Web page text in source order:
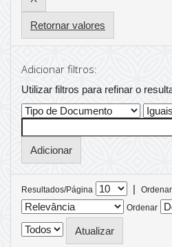
Retornar valores
Adicionar filtros:
Utilizar filtros para refinar o
Resultados/Página |
Ordenar